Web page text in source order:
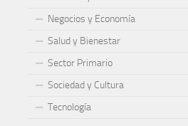
Negocios y Economía
Salud y Bienestar
Sector Primario
Sociedad y Cultura
Tecnología